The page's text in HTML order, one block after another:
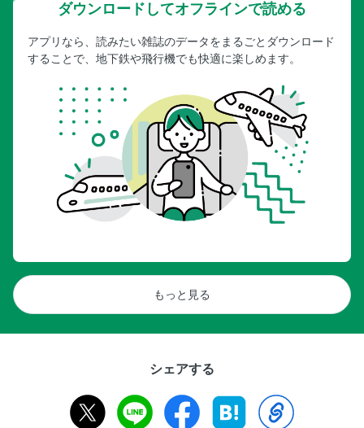
ダウンロードしてオフラインで読める
アプリなら、読みたい雑誌のデータをまるごとダウンロード
することで、地下鉄や飛行機でも快適に楽しめます。
もっと見る
シェアする